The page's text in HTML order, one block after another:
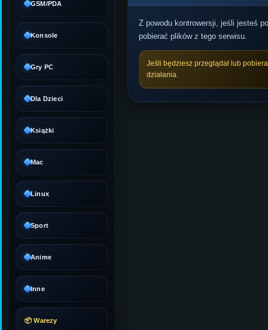
GSM/PDA
Konsole
Gry PC
Dla Dzieci
Książki
Mac
Linux
Sport
Anime
Inne
📦 Warezy
Z powodu kontrowersji, jeśli jesteś
pobierać plików z tego serwisu.
Jeśli będziesz przeglądał lub
działania.